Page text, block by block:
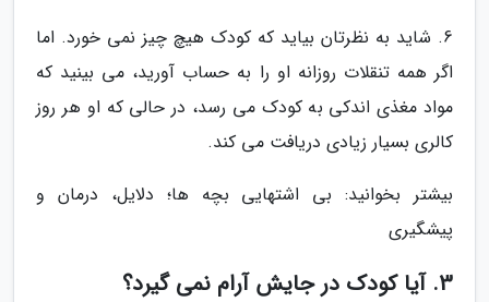
6. شاید به نظرتان بیاید که کودک هیچ چیز نمی خورد. اما
اگر همه تنقلات روزانه او را به حساب آورید، می بینید که
مواد مغذی اندکی به کودک می رسد، در حالی که او هر روز
کالری بسیار زیادی دریافت می کند.
بیشتر بخوانید: بی اشتهایی بچه ها؛ دلایل، درمان و
پیشگیری
3. آیا کودک در جایش آرام نمی گیرد؟